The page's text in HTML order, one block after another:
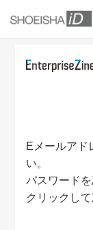
Eメールアド
い。
パスワード
クリックし